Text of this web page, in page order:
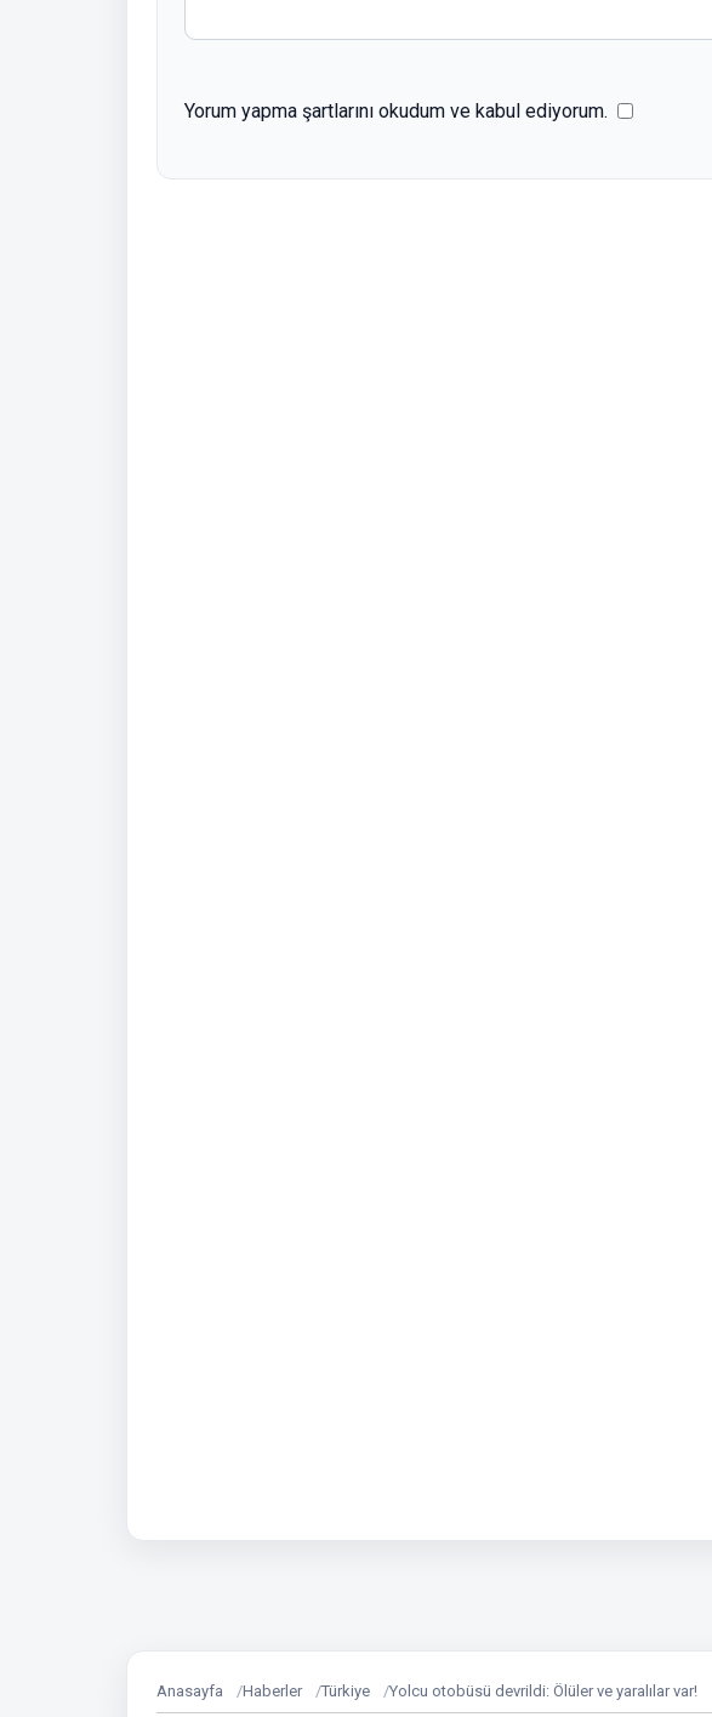
Yorum yapma şartlarını okudum ve kabul ediyorum.
Anasayfa Haberler Türkiye Yolcu otobüsü devrildi: Ölüler ve yaralılar var!